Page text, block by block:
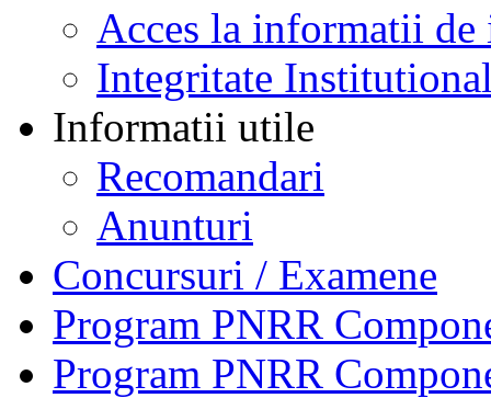
Acces la informatii de
Integritate
Informatii utile
Recomandari
Anunturi
Concursuri / Examene
Program PNRR
Program PNRR